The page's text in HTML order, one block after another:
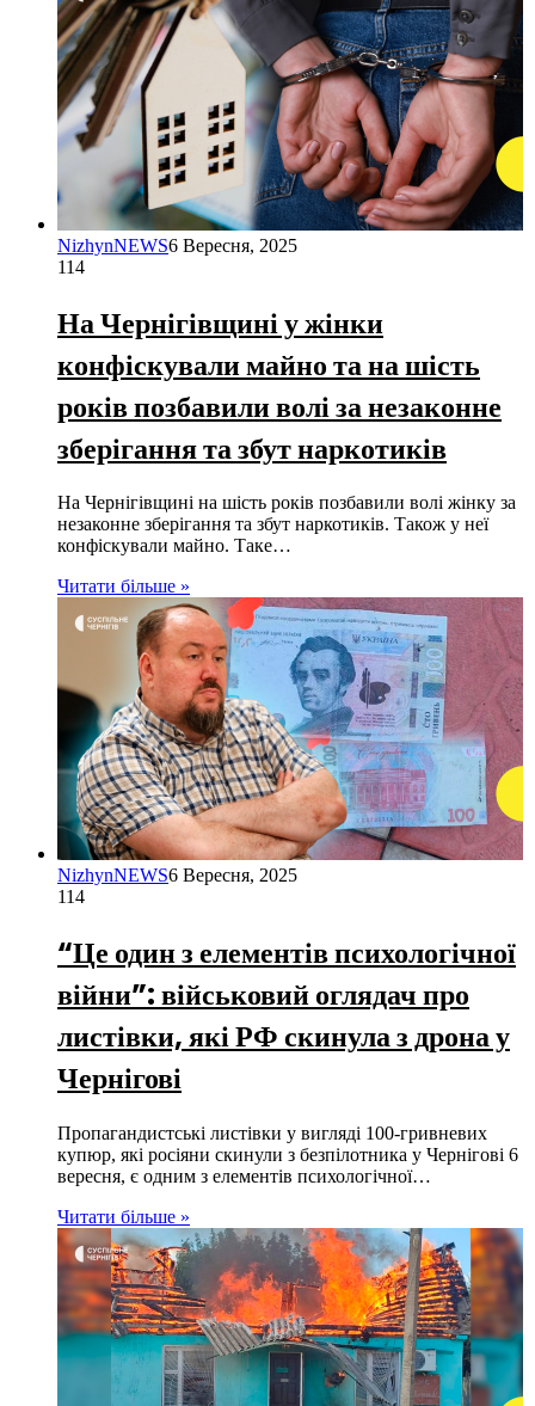
NizhynNEWS6 Вересня, 2025
114
На Чернігівщині у жінки
конфіскували майно та на шість
років позбавили волі за незаконне
зберігання та збут наркотиків
На Чернігівщині на шість років позбавили волі жінку за
незаконне зберігання та збут наркотиків. Також у неї
конфіскували майно. Таке…
Читати більше »
NizhynNEWS6 Вересня, 2025
114
“Це один з елементів психологічної
війни”: військовий оглядач про
листівки, які РФ скинула з дрона у
Чернігові
Пропагандистські листівки у вигляді 100-гривневих
купюр, які росіяни скинули з безпілотника у Чернігові 6
вересня, є одним з елементів психологічної…
Читати більше »